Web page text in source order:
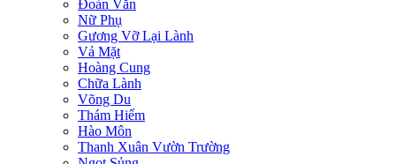
Đoản Văn
Nữ Phụ
Gương Vỡ Lại Lành
Vả Mặt
Hoàng Cung
Chữa Lành
Võng Du
Thám Hiểm
Hào Môn
Thanh Xuân Vườn Trường